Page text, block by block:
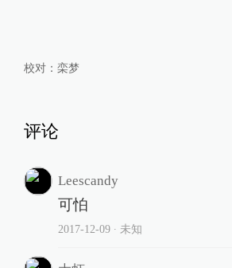
校对： 栾梦
评论
Leescandy
可怕
2017-12-09∙ 未知